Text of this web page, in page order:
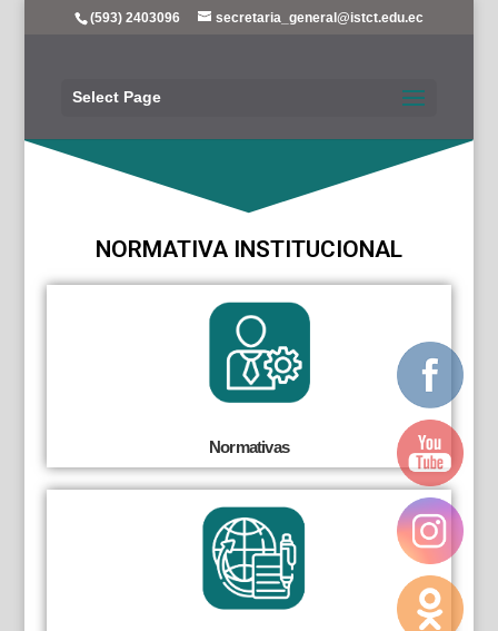
(593) 2403096 secretaria_general@istct.edu.ec
Select Page
NORMATIVA INSTITUCIONAL
Normativas